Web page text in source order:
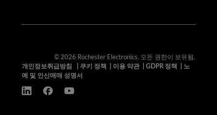
© 2026 Rochester Electronics. 모든 권한이 보유됨.
개인정보취급방침
쿠키 정책 이용 약관| GDPR 정책
노
예 및 인신매매 성명서